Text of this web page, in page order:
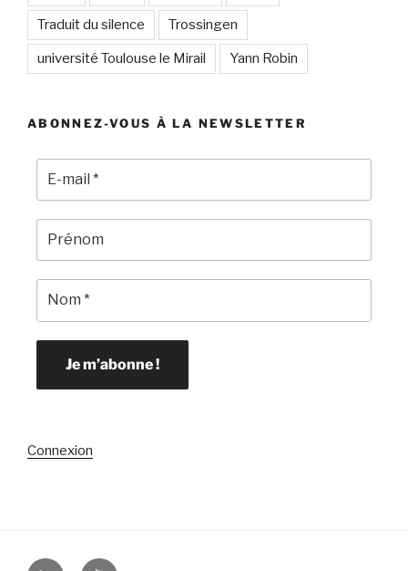
Traduit du silence Trossingen
université Toulouse le Mirail Yann Robin
ABONNEZ-VOUS À LA NEWSLETTER
Connexion